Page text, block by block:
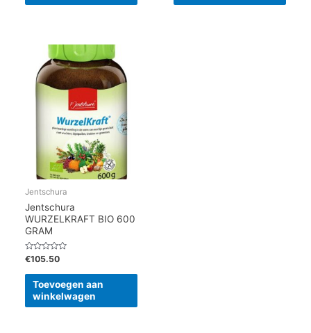
Jentschura
Jentschura
WURZELKRAFT BIO 600
GRAM
Gewaardeerd
uit
€105.50
Toevoegen aan
winkelwagen